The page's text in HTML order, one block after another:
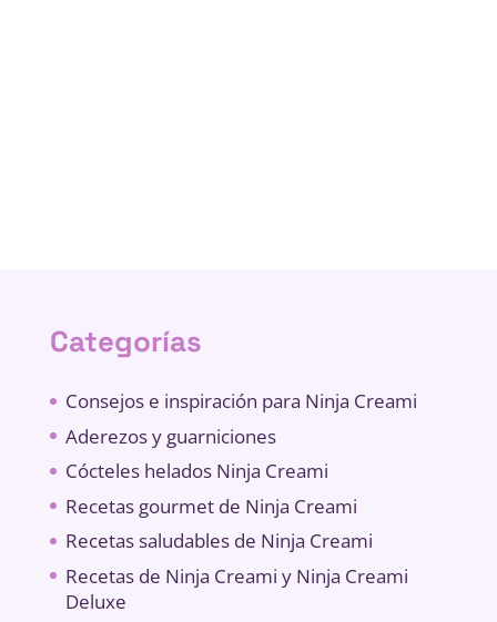
Categorías
Consejos e inspiración para Ninja Creami
Aderezos y guarniciones
Cócteles helados Ninja Creami
Recetas gourmet de Ninja Creami
Recetas saludables de Ninja Creami
Recetas de Ninja Creami y Ninja Creami
Deluxe